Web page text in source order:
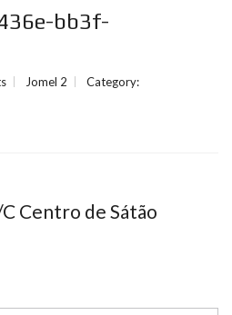
bb3f-
Jomel 2 Category:
Centro de Sátão